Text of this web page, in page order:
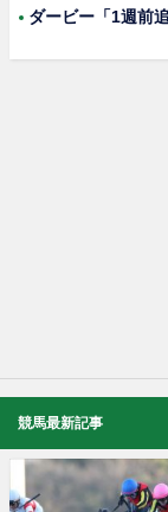
ダービー「1週前
競馬最新記事